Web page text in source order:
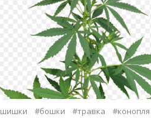
#бошки #травка #конопля